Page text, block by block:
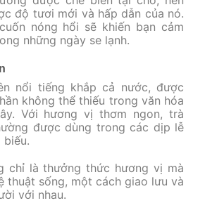
độ tươi mới và hấp dẫn của nó.
nóng hổi sẽ khiến bạn cảm
những ngày se lạnh.
nổi tiếng khắp cả nước, được
không thể thiếu trong văn hóa
Với hương vị thơm ngon, trà
được dùng trong các dịp lễ
biếu.
chỉ là thưởng thức hương vị mà
thuật sống, một cách giao lưu và
với nhau.